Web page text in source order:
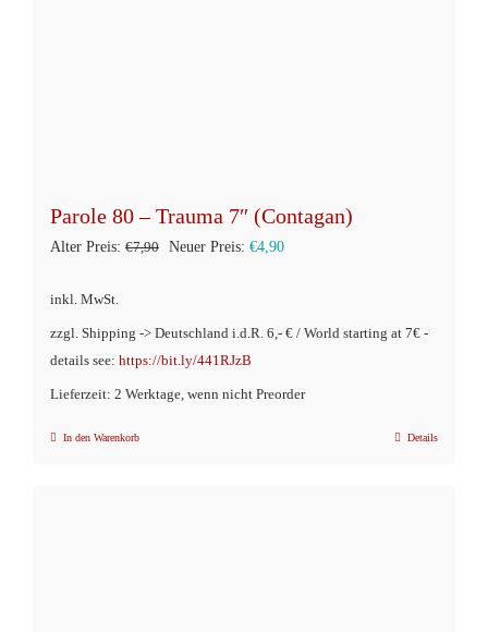
Parole 80 – Trauma 7″ (Contagan)
Alter Preis: €7,90 Ursprünglicher
€7,90
Neuer Preis: €4,90Aktueller
€4,90.
inkl. MwSt.
zzgl. Shipping -> Deutschland i.d.R. 6,- € / World starting at 7€ -
details see: https://bit.ly/441RJzB
Lieferzeit: 2 Werktage, wenn nicht Preorder
In den Warenkorb Details